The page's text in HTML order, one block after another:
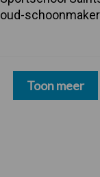
oud-
Toon meer